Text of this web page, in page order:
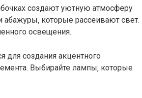
создают уютную атмосферу
абажуры‚ которые рассеивают свет.
освещения.
для создания акцентного
Выбирайте лампы‚ которые